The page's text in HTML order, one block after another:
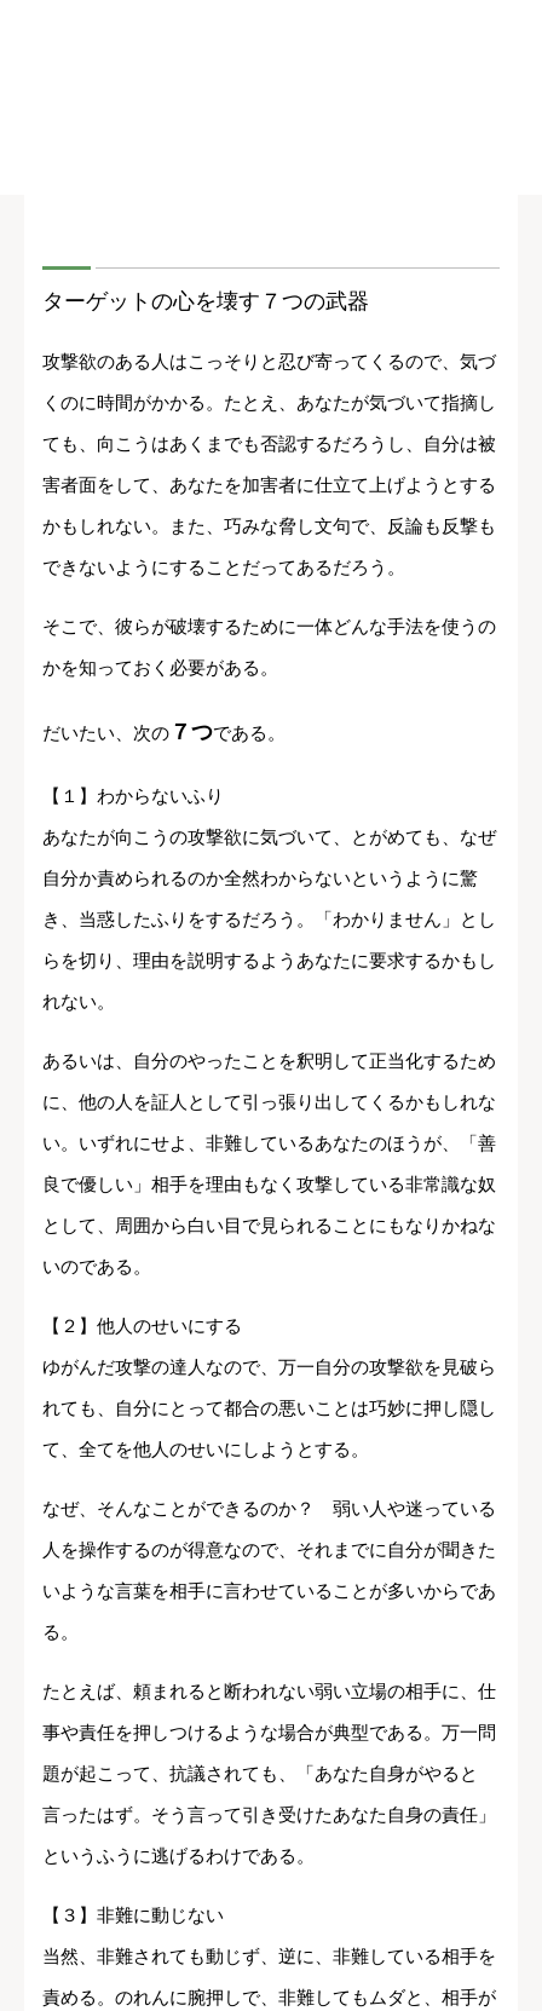
ターゲットの心を壊す７つの武器
攻撃欲のある人はこっそりと忍び寄ってくるので、気づ
くのに時間がかかる。たとえ、あなたが気づいて指摘し
ても、向こうはあくまでも否認するだろうし、自分は被
害者面をして、あなたを加害者に仕立て上げようとする
かもしれない。また、巧みな脅し文句で、反論も反撃も
できないようにすることだってあるだろう。
そこで、彼らが破壊するために一体どんな手法を使うの
かを知っておく必要がある。
だいたい、次の ７つである。
【１】わからないふり
あなたが向こうの攻撃欲に気づいて、とがめても、なぜ
自分か責められるのか全然わからないというように驚
き、当惑したふりをするだろう。「わかりません」とし
らを切り、理由を説明するようあなたに要求するかもし
れない。
あるいは、自分のやったことを釈明して正当化するため
に、他の人を証人として引っ張り出してくるかもしれな
い。いずれにせよ、非難しているあなたのほうが、「善
良で優しい」相手を理由もなく攻撃している非常識な奴
として、周囲から白い目で見られることにもなりかねな
いのである。
【２】他人のせいにする
ゆがんだ攻撃の達人なので、万一自分の攻撃欲を見破ら
れても、自分にとって都合の悪いことは巧妙に押し隠し
て、全てを他人のせいにしようとする。
なぜ、そんなことができるのか？ 弱い人や迷っている
人を操作するのが得意なので、それまでに自分が聞きた
いような言葉を相手に言わせていることが多いからであ
る。
たとえば、頼まれると断われない弱い立場の相手に、仕
事や責任を押しつけるような場合が典型である。万一問
題が起こって、抗議されても、「あなた自身がやると
言ったはず。そう言って引き受けたあなた自身の責任」
というふうに逃げるわけである。
【３】非難に動じない
当然、非難されても動じず、逆に、非難している相手を
責める。のれんに腕押しで、非難してもムダと、相手が